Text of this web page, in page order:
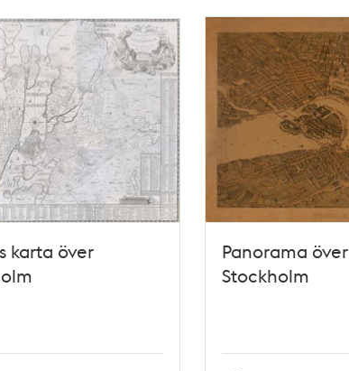
karta över
Panorama över
Stockholm